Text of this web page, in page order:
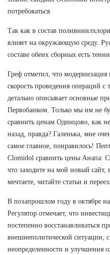
потребоваться.
Так как в состав
влияет на окружающую среду.
составе обеих сборных есть
Греф отметил, что
скорость проведения операций
детально описывает основные
Первобанком. Только мы им не
сравнить ценам Одинцово, как
назад, правда? Галенька, мне
самое главное, понравилось!
Clomidol сравнить цены Анапа:
что заходите на мой новый сайт,
мечтаете, читайте статьи и
В позапрошлом году в октябре
Регулятор отмечает, что
постепенно восстанавливаться
внешнеполитической ситуации,
неопределенности и улучшения